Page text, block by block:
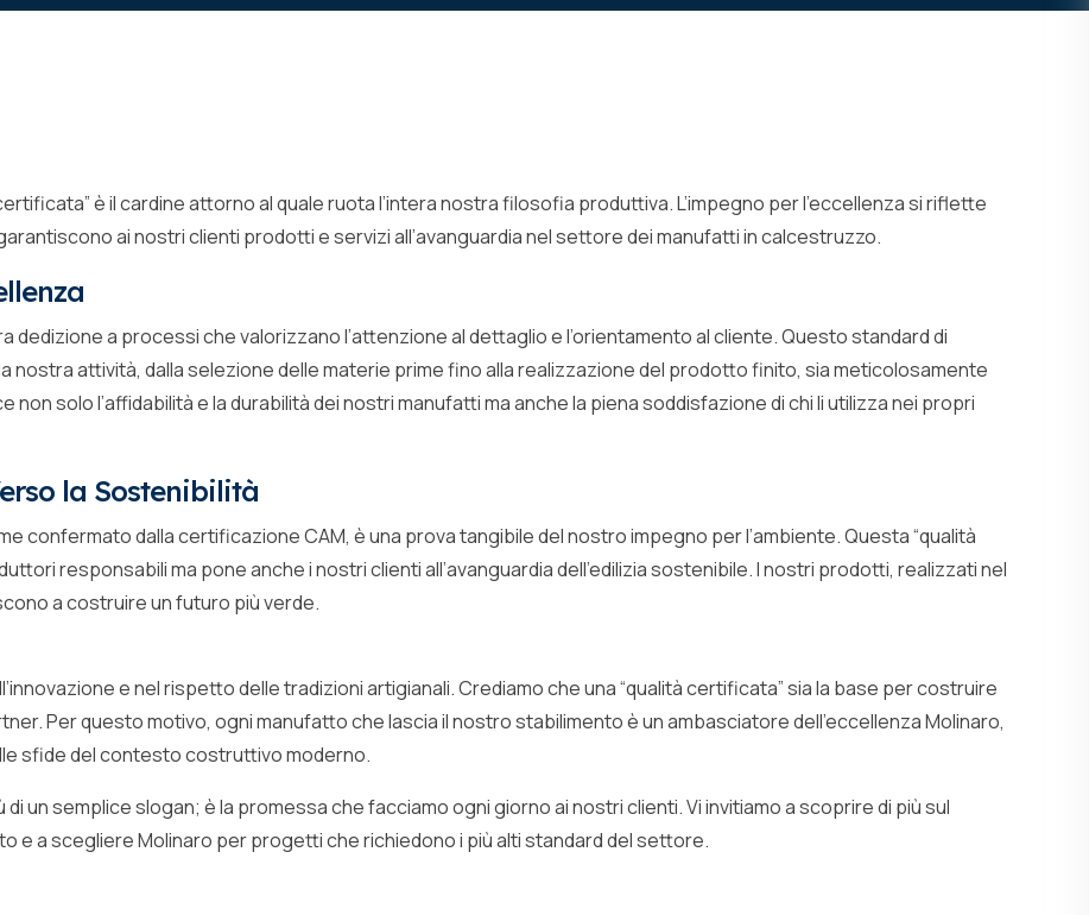
è il cardine attorno al quale ruota l’intera nostra filosofia produttiva. L’impegno per l’eccellenza si riflette
ai nostri clienti prodotti e servizi all’avanguardia nel settore dei manufatti in calcestruzzo.
dedizione a processi che valorizzano l’attenzione al dettaglio e l’orientamento al cliente. Questo standard di
nostra attività, dalla selezione delle materie prime fino alla realizzazione del prodotto finito, sia meticolosamente
solo l’affidabilità e la durabilità dei nostri manufatti ma anche la piena soddisfazione di chi li utilizza nei propri
la Sostenibilità
confermato dalla certificazione CAM, è una prova tangibile del nostro impegno per l’ambiente. Questa “qualità
responsabili ma pone anche i nostri clienti all’avanguardia dell’edilizia sostenibile. I nostri prodotti, realizzati nel
a costruire un futuro più verde.
e nel rispetto delle tradizioni artigianali. Crediamo che una “qualità certificata” sia la base per costruire
Per questo motivo, ogni manufatto che lascia il nostro stabilimento è un ambasciatore dell’eccellenza Molinaro,
sfide del contesto costruttivo moderno.
di un semplice slogan; è la promessa che facciamo ogni giorno ai nostri clienti. Vi invitiamo a scoprire di più sul
e a scegliere Molinaro per progetti che richiedono i più alti standard del settore.